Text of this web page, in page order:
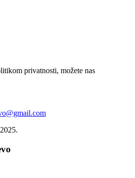
privatnosti, možete nas